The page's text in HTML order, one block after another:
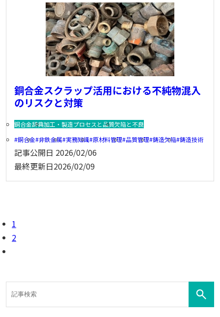
銅合金スクラップ活用における不純物混入
のリスクと対策
銅合金辞典加工・製造プロセスと品質欠陥と不良
銅合金 非鉄金属 実務知識 原材料管理 品質管理 鋳造欠陥 鋳造技術
記事公開日 2026/02/06
最終更新日2026/02/09
1
2